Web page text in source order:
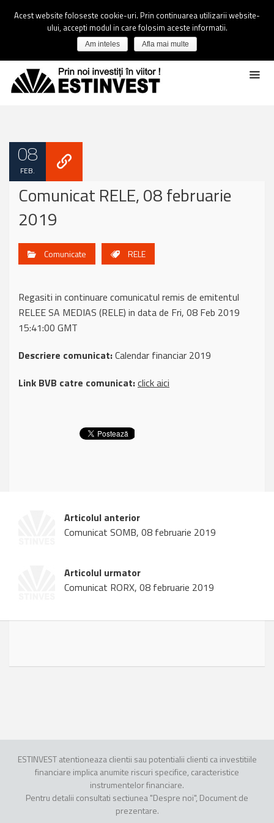
08
FEB.
Comunicat RELE, 08 februarie
2019
Comunicate RELE
Regasiti in continuare comunicatul remis de emitentul
RELEE SA MEDIAS (RELE) in data de Fri, 08 Feb 2019
15:41:00 GMT
Descriere comunicat:Calendar financiar 2019
Link BVB catre comunicat:click aici
Articolul anterior
Comunicat SOMB, 08 februarie 2019
Articolul urmator
Comunicat RORX, 08 februarie 2019
ESTINVEST atentioneaza clientii sau potentialii clienti ca investitiile
financiare implica anumite riscuri specifice, caracteristice
instrumentelor financiare.
Pentru detalii consultati sectiunea "Despre noi", Document de
prezentare.
Acest website foloseste cookie-uri. Prin continuarea utilizarii website-
ului, accepti modul in care folosim aceste informatii.
Am inteles Afla mai multe